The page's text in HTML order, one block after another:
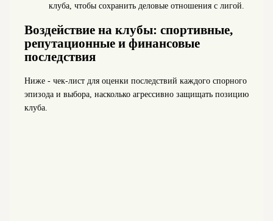
клуба, чтобы сохранить деловые отношения с лигой.
Воздействие на клубы: спортивные,
репутационные и финансовые
последствия
Ниже - чек‑лист для оценки последствий каждого спорного
эпизода и выбора, насколько агрессивно защищать позицию
клуба.